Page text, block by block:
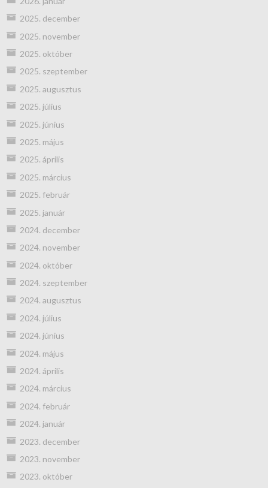
2025. december
2025. november
2025. október
2025. szeptember
2025. augusztus
2025. július
2025. június
2025. május
2025. április
2025. március
2025. február
2025. január
2024. december
2024. november
2024. október
2024. szeptember
2024. augusztus
2024. július
2024. június
2024. május
2024. április
2024. március
2024. február
2024. január
2023. december
2023. november
2023. október